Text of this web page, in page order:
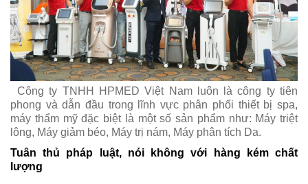
Công ty TNHH HPMED Việt Nam luôn là công ty tiên
phong và dẫn đầu trong lĩnh vực phân phối thiết bị spa,
máy thẩm mỹ đặc biệt là một số sản phẩm như: Máy triệt
lông, Máy giảm béo, Máy trị nám, Máy phân tích Da.
Tuân thủ pháp luật, nói không với hàng kém chất
lượng